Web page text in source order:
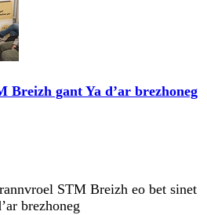
Breizh gant Ya d’ar brezhoneg
STM Breizh eo bet sinet
brezhoneg